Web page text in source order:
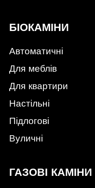
БІОКАМІНИ
Автоматичні
Для меблів
Для квартири
Настільні
Підлогові
Вуличні
ГАЗОВІ КАМІНИ